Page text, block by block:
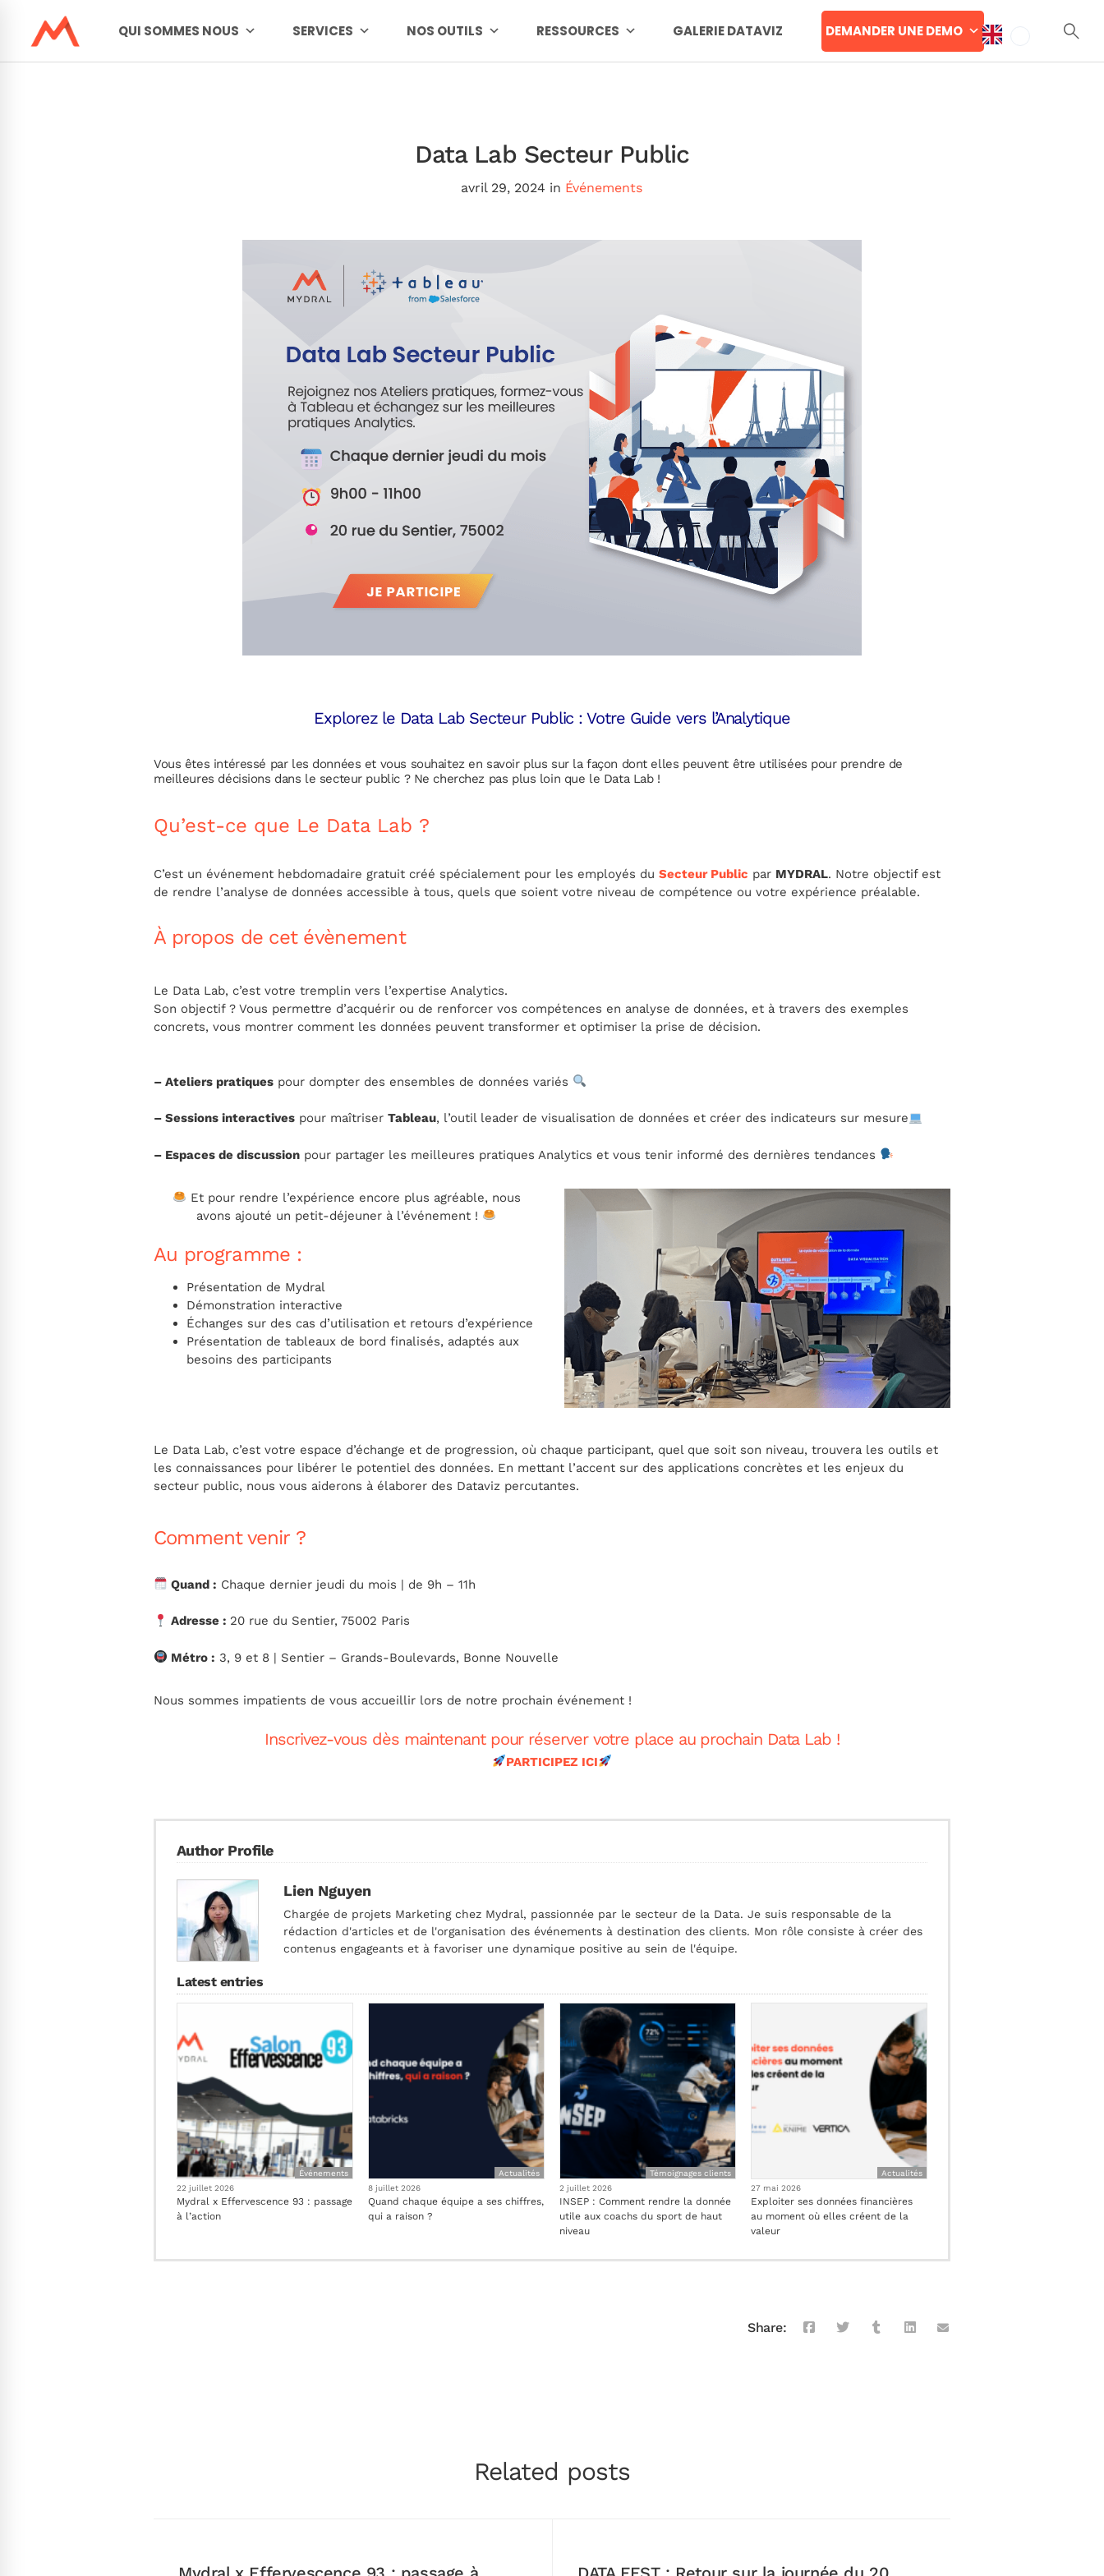
QUI SOMMES NOUS SERVICES NOS OUTILS RESSOURCES GALERIE DATAVIZ DEMANDER UNE DEMO
Data Lab Secteur Public
avril 29, 2024 in Événements
Explorez le Data Lab Secteur Public : Votre Guide vers l’Analytique
Vous êtes intéressé par les données et vous souhaitez en savoir plus sur la façon dont elles peuvent être utilisées pour prendre de
meilleures décisions dans le secteur public ? Ne cherchez pas plus loin que le Data Lab !
Qu’est-ce que Le Data Lab ?
C’est un événement hebdomadaire gratuit créé spécialement pour les employés du Secteur Public par MYDRAL. Notre objectif est
de rendre l’analyse de données accessible à tous, quels que soient votre niveau de compétence ou votre expérience préalable.
À propos de cet évènement
Le Data Lab, c’est votre tremplin vers l’expertise Analytics.
Son objectif ? Vous permettre d’acquérir ou de renforcer vos compétences en analyse de données, et à travers des exemples
concrets, vous montrer comment les données peuvent transformer et optimiser la prise de décision.
– Ateliers pratiques pour dompter des ensembles de données variés
– Sessions interactives pour maîtriser Tableau, l’outil leader de visualisation de données et créer des indicateurs sur mesure
– Espaces de discussion pour partager les meilleures pratiques Analytics et vous tenir informé des dernières tendances
Et pour rendre l’expérience encore plus agréable, nous
avons ajouté un petit-déjeuner à l’événement !
Au programme :
Présentation de Mydral
Démonstration interactive
Échanges sur des cas d’utilisation et retours d’expérience
Présentation de tableaux de bord finalisés, adaptés aux
besoins des participants
Le Data Lab, c’est votre espace d’échange et de progression, où chaque participant, quel que soit son niveau, trouvera les outils et
les connaissances pour libérer le potentiel des données. En mettant l’accent sur des applications concrètes et les enjeux du
secteur public, nous vous aiderons à élaborer des Dataviz percutantes.
Comment venir ?
Quand : Chaque dernier jeudi du mois | de 9h – 11h
Adresse : 20 rue du Sentier, 75002 Paris
Métro : 3, 9 et 8 | Sentier – Grands-Boulevards, Bonne Nouvelle
Nous sommes impatients de vous accueillir lors de notre prochain événement !
Inscrivez-vous dès maintenant pour réserver votre place au prochain Data Lab !
PARTICIPEZ ICI
Author Profile
Lien Nguyen
Chargée de projets Marketing chez Mydral, passionnée par le secteur de la Data. Je suis responsable de la
rédaction d'articles et de l'organisation des événements à destination des clients. Mon rôle consiste à créer des
contenus engageants et à favoriser une dynamique positive au sein de l'équipe.
Latest entries
Événements
22 juillet 2026
Mydral x Effervescence 93 : passage
à l’action
Actualités
8 juillet 2026
Quand chaque équipe a ses chiffres,
qui a raison ?
Témoignages clients
2 juillet 2026
INSEP : Comment rendre la donnée
utile aux coachs du sport de haut
niveau
Actualités
27 mai 2026
Exploiter ses données financières
au moment où elles créent de la
valeur
Share:
Related posts